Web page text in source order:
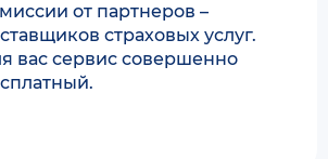
от партнеров –
страховых услуг.
вас сервис совершенно